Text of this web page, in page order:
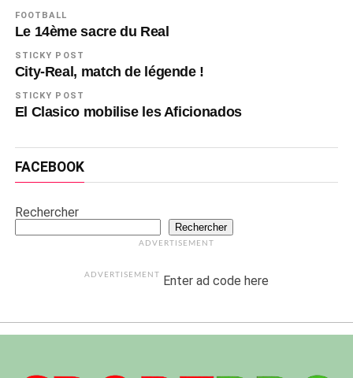
FOOTBALL
Le 14ème sacre du Real
STICKY POST
City-Real, match de légende !
STICKY POST
El Clasico mobilise les Aficionados
FACEBOOK
Rechercher
Rechercher
ADVERTISEMENT
ADVERTISEMENT Enter ad code here